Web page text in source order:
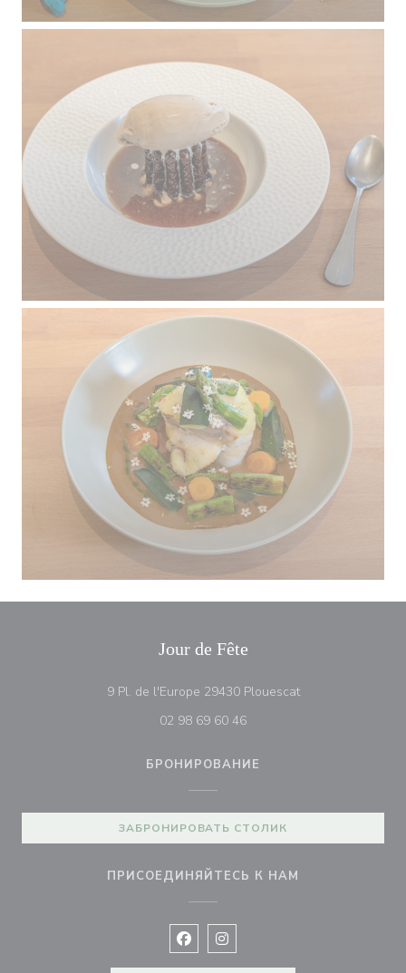
Jour de Fête
9 Pl. de l'Europe 29430 Plouescat((открывается в
02 98 69 60 46
БРОНИРОВАНИЕ
ЗАБРОНИРОВАТЬ СТОЛИК
ПРИСОЕДИНЯЙТЕСЬ К НАМ
Facebook ((открывается в новом
Instagram ((открывается в